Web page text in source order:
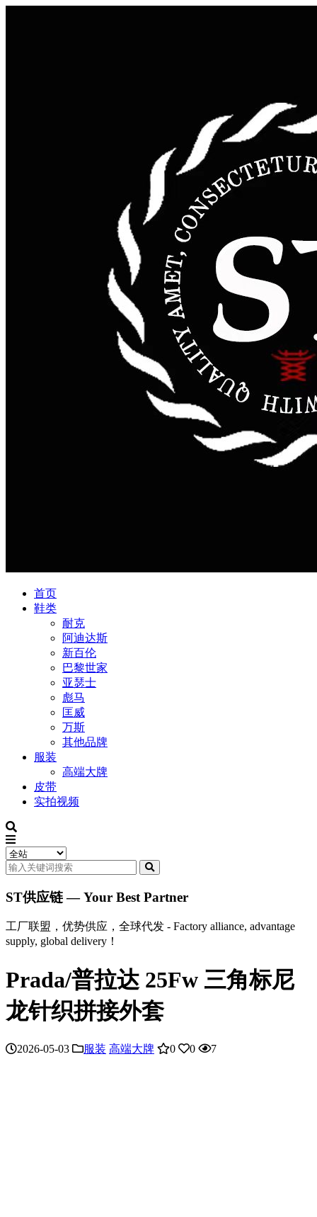
首页
鞋类
耐克
阿迪达斯
新百伦
巴黎世家
亚瑟士
彪马
匡威
万斯
其他品牌
服装
高端大牌
皮带
实拍视频
ST供应链 — Your Best Partner
工厂联盟，优势供应，全球代发 - Factory alliance, advantage
supply, global delivery！
Prada/普拉达 25Fw 三角标尼
龙针织拼接外套
2026-05-03 服装 高端大牌 0 0 7